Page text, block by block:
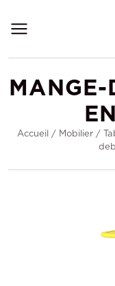
MANGE-
Accueil / Mobilier /